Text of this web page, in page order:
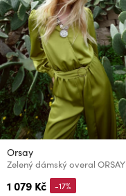
Orsay
Zelený dámský overal ORSAY
1 079 Kč -17%